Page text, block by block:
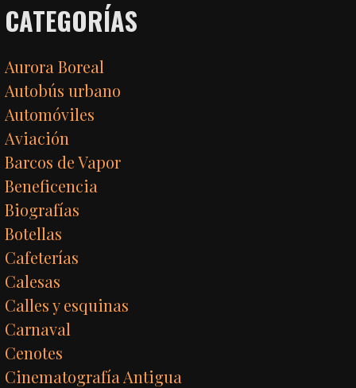
CATEGORÍAS
Aurora Boreal
Autobús urbano
Automóviles
Aviación
Barcos de Vapor
Beneficencia
Biografías
Botellas
Cafeterías
Calesas
Calles y esquinas
Carnaval
Cenotes
Cinematografía Antigua